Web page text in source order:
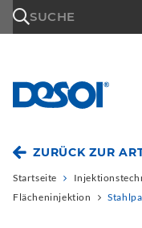
SUCHE
ZURÜCK ZUR
Startseite
Flächeninjektion